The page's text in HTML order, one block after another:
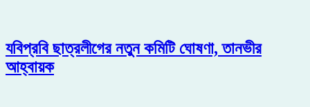
যবিপ্রবি ছাত্রলীগের নতুন কমিটি ঘোষণা, তানভীর
আহ্বায়ক